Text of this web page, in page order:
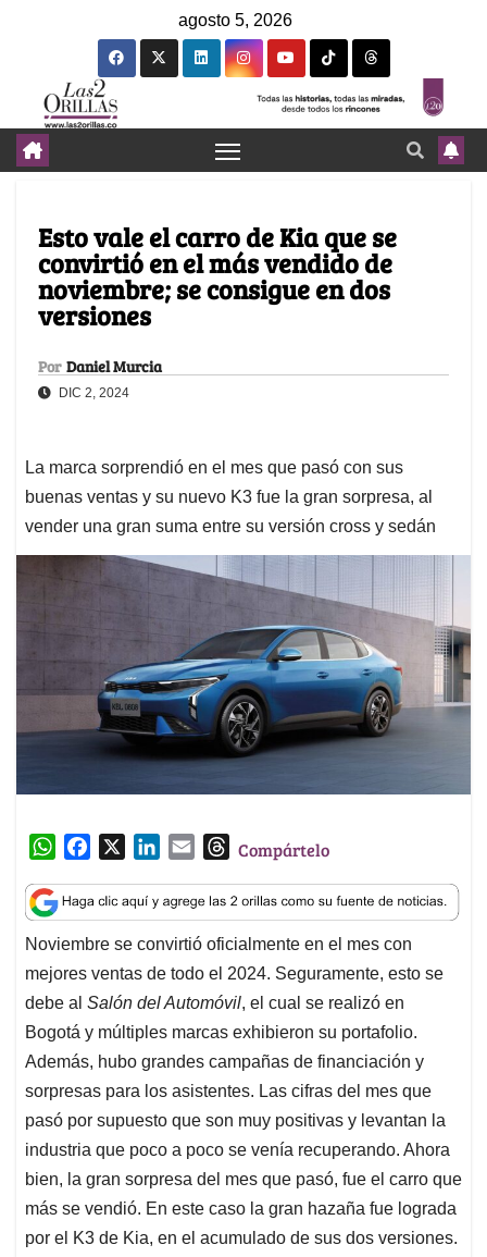
agosto 5, 2026
Esto vale el carro de Kia que se
convirtió en el más vendido de
noviembre; se consigue en dos
versiones
Por Daniel Murcia
DIC 2, 2024
La marca sorprendió en el mes que pasó con sus
buenas ventas y su nuevo K3 fue la gran sorpresa, al
vender una gran suma entre su versión cross y sedán
W
a
t
s
A
p
p
c
e
b
o
o
k
n
k
e
d
I
n
a
i
l
T
r
e
a
d
s
Compártelo
Noviembre se convirtió oficialmente en el mes con
mejores ventas de todo el 2024. Seguramente, esto se
debe al Salón del Automóvil, el cual se realizó en
Bogotá y múltiples marcas exhibieron su portafolio.
Además, hubo grandes campañas de financiación y
sorpresas para los asistentes. Las cifras del mes que
pasó por supuesto que son muy positivas y levantan la
industria que poco a poco se venía recuperando. Ahora
bien, la gran sorpresa del mes que pasó, fue el carro que
más se vendió. En este caso la gran hazaña fue lograda
por el K3 de Kia, en el acumulado de sus dos versiones.